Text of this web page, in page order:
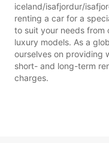
iceland/isafjordur/
renting a car for a
to suit your needs from
luxury models. As a
ourselves on providing
short- and long-term
charges.